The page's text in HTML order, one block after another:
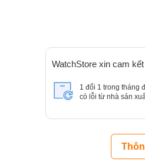
WatchStore xin cam kết
1 đổi 1 trong tháng
có lỗi từ nhà sản